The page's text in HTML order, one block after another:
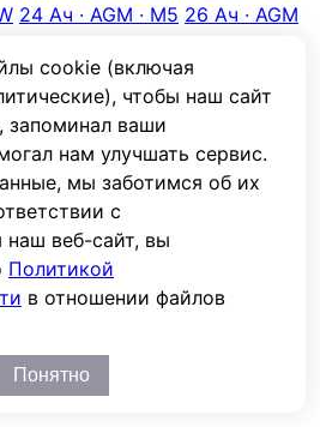
cookie (включая
чтобы наш сайт
запоминал ваши
нам улучшать сервис.
мы заботимся об их
с
наш веб-сайт, вы
Политикой
в отношении файлов
Понятно
24 Ач · AGM · M5 26 Ач · AGM
AGM 45 Ач · AGM · M6
65 Ач · AGM 65 Ач · AGM · M6
75 Ач · AGM · M6
ABF 12-75 80 Ач · AGM · M6
· M6ABF 12-90S 90 Ач ·
100 Ач · AGM
· AGM · M6ABF 12-100
100 Ач · AGM · M8
RTM 12-100PL 100 Ач · GEL
500W Все 59 →